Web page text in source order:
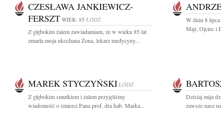
CZESŁAWA JANKIEWICZ-
FERSZT WIEK: 85 ŁÓDŹ
Z głębokim żalem zawiadamiam, że w wieku 85 lat
zmarła moja ukochana Żona, lekarz medycyny...
W dniu 8 lipca
Mąż, Ojciec i
MAREK STYCZYŃSKI ŁÓDŹ
Z głębokim smutkiem i żalem przyjęliśmy
wiadomość o śmierci Pana prof. dra hab. Marka...
Dzisiaj mija
zawsze nasz